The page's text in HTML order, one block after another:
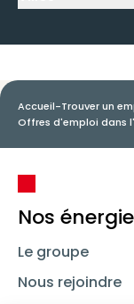
Accueil-Trouver un
Offres d'emploi dans
Nos
Le groupe
Nous rejoindre